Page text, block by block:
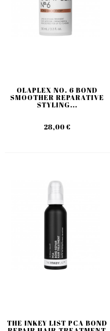
OLAPLEX NO. 6 BOND
SMOOTHER REPARATIVE
STYLING...
28,00 €
THE INKEY LIST PCA BOND